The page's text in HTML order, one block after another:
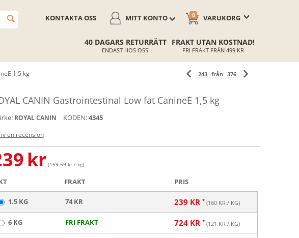
VARUKORG
0
MITT KONTO
KONTAKTA OSS
40 DAGARS RETURRÄTT
ENDAST HOS OSS!
FRAKT UTAN KOSTNAD!
FRI FRAKT FRÅN 499 KR
1,5 kg 243 från 376
CANIN Gastrointestinal Low fat CanineE 1,5 kg
ROYAL CANIN KODEN:4345
en recension
kr (159.59 kr / kg)
FRAKT PRIS
1.5 KG 74 KR 239 KR (160KR / KG)
6 KG FRI FRAKT 724KR (121 KR / KG)